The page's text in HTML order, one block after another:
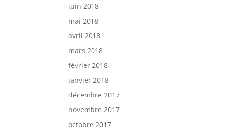
juin 2018
mai 2018
avril 2018
mars 2018
février 2018
janvier 2018
décembre 2017
novembre 2017
octobre 2017